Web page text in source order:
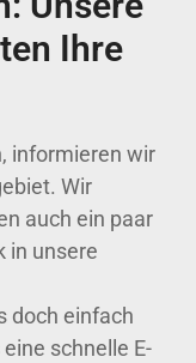
Ihre
informieren wir
Wir
auch ein paar
in unsere
doch einfach
schnelle E-